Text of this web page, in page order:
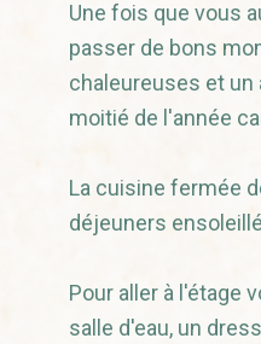
Une fois que vous
passer de bons
chaleureuses et
moitié de l'année
La cuisine fermée
déjeuners
Pour aller à l'étage
salle d'eau, un